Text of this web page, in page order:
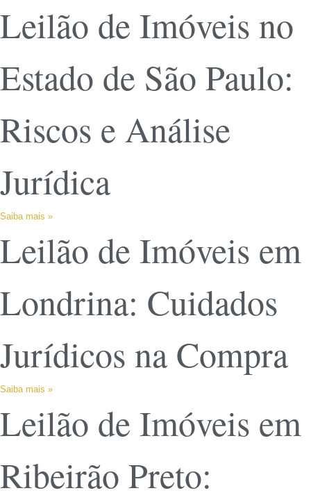
Leilão de Imóveis no
Estado de São Paulo:
Riscos e Análise
Jurídica
Saiba mais »
Leilão de Imóveis em
Londrina: Cuidados
Jurídicos na Compra
Saiba mais »
Leilão de Imóveis em
Ribeirão Preto: